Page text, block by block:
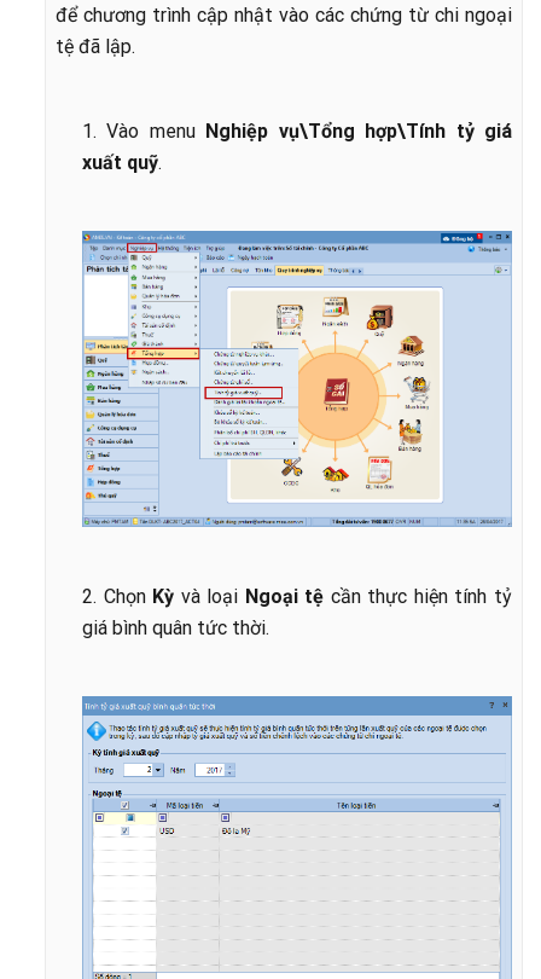
để chương trình cập nhật vào các chứng từ chi ngoại
tệ đã lập.
1. Vào menu Nghiệp vụ\Tổng hợp\Tính tỷ giá
xuất quỹ.
2. Chọn Kỳ và loại Ngoại tệ cần thực hiện tính tỷ
giá bình quân tức thời.